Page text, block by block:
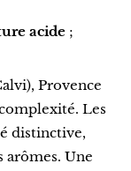
acide ;
Provence
Les
distinctive,
arômes. Une